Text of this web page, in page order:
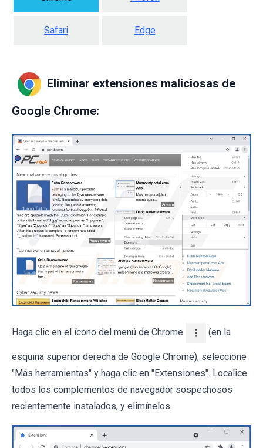
Safari Edge
Eliminar extensiones maliciosas de
Google Chrome:
Haga clic en el ícono del menú de Chrome (en la
esquina superior derecha de Google Chrome), seleccione
"Más herramientas" y haga clic en "Extensiones". Localice
todos los complementos de navegador sospechosos
recientemente instalados, y elimínelos.